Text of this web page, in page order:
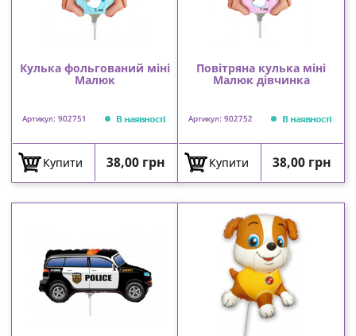
Кулька фольгований міні
Малюк
Артикул: 902751 В наявності
Купити Ціна
38,00 грн
Повітряна кулька міні
Малюк дівчинка
Артикул: 902752 В наявності
Купити Ціна
38,00 грн